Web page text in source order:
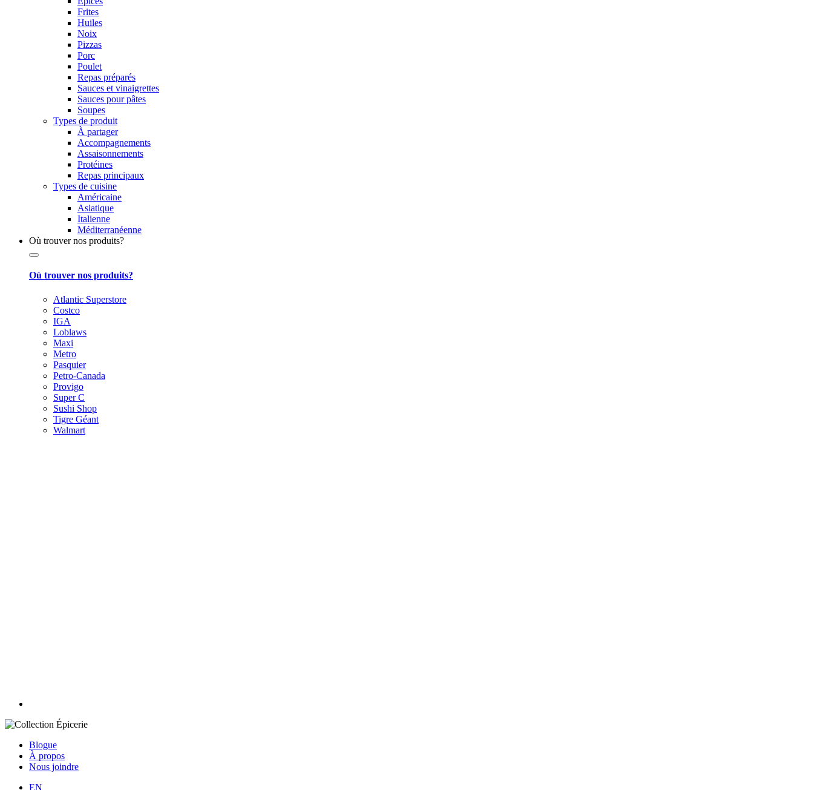
Frites
Huiles
Noix
Pizzas
Porc
Poulet
Repas préparés
Sauces et vinaigrettes
Sauces pour pâtes
Soupes
Types de produit
À partager
Accompagnements
Assaisonnements
Protéines
Repas principaux
Types de cuisine
Américaine
Asiatique
Italienne
Méditerranéenne
Où trouver nos produits?
Où trouver nos produits?
Atlantic Superstore
Costco
IGA
Loblaws
Maxi
Metro
Pasquier
Petro-Canada
Provigo
Super C
Sushi Shop
Tigre Géant
Walmart
Blogue
À propos
Nous joindre
EN